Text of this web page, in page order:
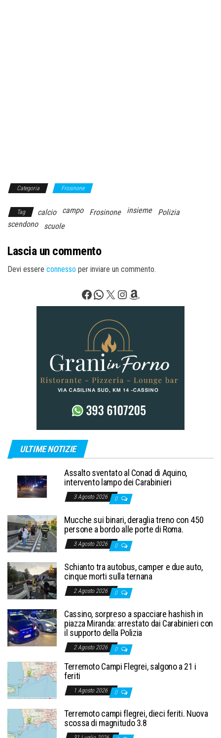
Categoria Frosinone
Tag calcio campo Frosinone insieme
Polizia
scendono
scuole
Lascia un commento
Devi essere connesso per inviare un commento.
Facebook
WhatsApp
X Instagram
Amazon
ULTIME NOTIZIE
Assalto sventato al Conad di Aquino,
intervento lampo dei Carabinieri
3 Agosto 2026 0
Mucche sui binari, deraglia treno con 450
persone a bordo alle porte di Roma.
3 Agosto 2026 0
Schianto tra autobus, camper e due auto,
cinque morti sulla ternana
2 Agosto 2026 0
Cassino, sorpreso a spacciare hashish in
piazza Miranda: arrestato dai Carabinieri con
il supporto della Polizia
2 Agosto 2026 0
Terremoto Campi Flegrei, salgono a 21 i
feriti
1 Agosto 2026 0
Terremoto campi flegrei, dieci feriti. Nuova
scossa di magnitudo 3.8